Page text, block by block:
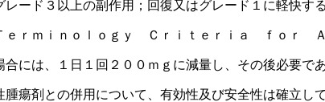
ード３以上の副作用；回復又はグレード１に軽快す
ｒｍｉｎｏｌｏｇｙ Ｃｒｉｔｅｒｉａ ｆｏｒ Ａ
には、１日１回２００ｍｇに減量し、その後必要で
瘍剤との併用について、有効性及び安全性は確立して